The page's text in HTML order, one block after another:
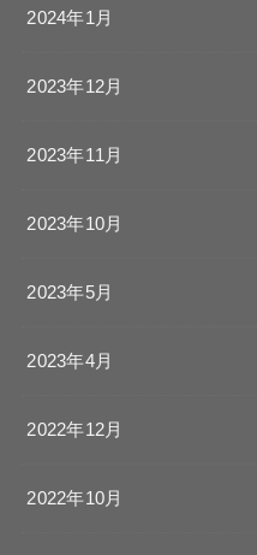
2024年1月
2023年12月
2023年11月
2023年10月
2023年5月
2023年4月
2022年12月
2022年10月